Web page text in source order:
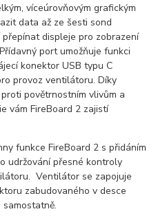
víceúrovňovým grafickým
data až ze šesti sond
displeje pro zobrazení
port umožňuje funkci
konektor USB typu C
provoz ventilátoru. Díky
povětrnostním vlivům a
vám FireBoard 2 zajistí
funkce FireBoard 2 s přidáním
udržování přesné kontroly
Ventilátor se zapojuje
zabudovaného v desce